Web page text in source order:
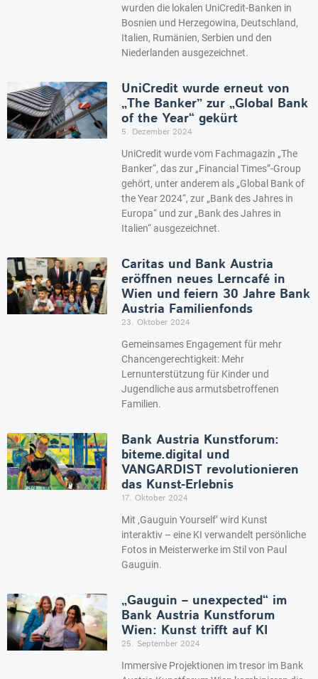
wurden die lokalen UniCredit-Banken in
Bosnien und Herzegowina, Deutschland,
Italien, Rumänien, Serbien und den
Niederlanden ausgezeichnet.
UniCredit wurde erneut von
„The Banker” zur „Global Bank
of the Year“ gekürt
5. Dezember 2024
UniCredit wurde vom Fachmagazin „The
Banker“, das zur „Financial Times”-Group
gehört, unter anderem als „Global Bank of
the Year 2024“, zur „Bank des Jahres in
Europa“ und zur „Bank des Jahres in
Italien“ ausgezeichnet.
Caritas und Bank Austria
eröffnen neues Lerncafé in
Wien und feiern 30 Jahre Bank
Austria Familienfonds
23. Oktober 2024
Gemeinsames Engagement für mehr
Chancengerechtigkeit: Mehr
Lernunterstützung für Kinder und
Jugendliche aus armutsbetroffenen
Familien.
Bank Austria Kunstforum:
biteme.digital und
VANGARDIST revolutionieren
das Kunst-Erlebnis
17. Oktober 2024
Mit ‚Gauguin Yourself’ wird Kunst
interaktiv – eine KI verwandelt persönliche
Fotos in Meisterwerke im Stil von Paul
Gauguin.
„Gauguin – unexpected“ im
Bank Austria Kunstforum
Wien: Kunst trifft auf KI
25. September 2024
Immersive Projektionen im tresor im Bank